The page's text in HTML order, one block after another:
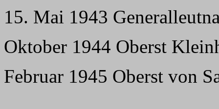
15. Mai 1943
Oktober 1944 Oberst
Februar 1945 Oberst von